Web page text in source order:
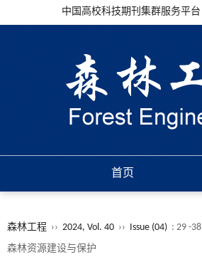
中国高校科技期刊集群服务平台
首页
森林工程 ›› 2024, Vol. 40 ›› Issue (04) : 29 -
森林资源建设与保护